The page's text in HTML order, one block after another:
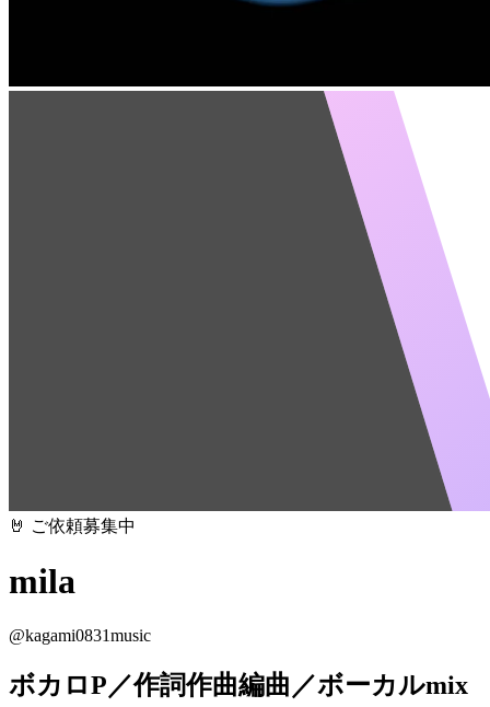
🤘 ご依頼募集中
mila
@kagami0831music
ボカロP／作詞作曲編曲／ボーカルmix